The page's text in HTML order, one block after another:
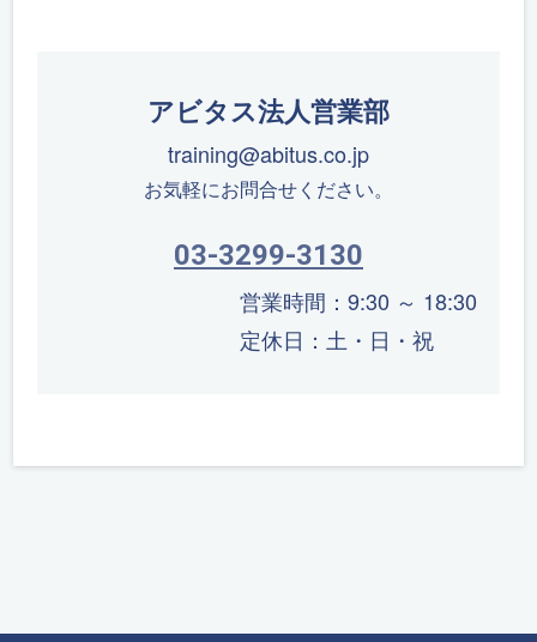
アビタス法人営業部
training@abitus.co.jp
お気軽にお問合せください。
03-3299-3130
営業時間：9:30 ～ 18:30
定休日：土・日・祝